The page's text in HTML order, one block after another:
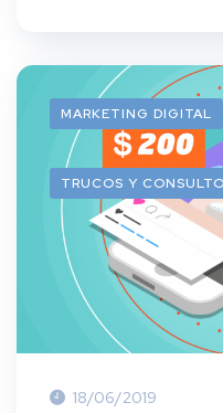
MARKETING DIGITAL
TRUCOS Y
18/06/2019